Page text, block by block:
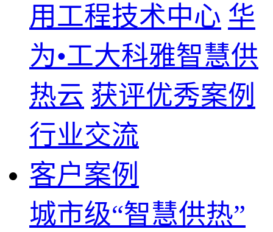
用工程技术中心 华
为•工大科雅智慧供
热云 获评优秀案例
行业交流
客户案例
城市级“智慧供热”